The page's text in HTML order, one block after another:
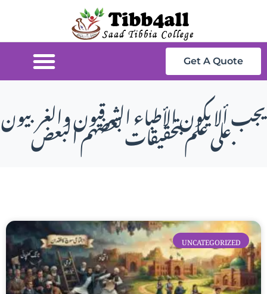
Get A Quote
يجب ألا يكون الأطباء الشرقيون والغربيون
على علم بتحقيقات بعضهم البعض.
UNCATEGORIZED